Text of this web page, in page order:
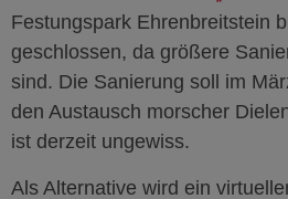
Festungspark Ehrenbreitstein
geschlossen, da größere
sind. Die Sanierung soll im
den Austausch morscher
ist derzeit ungewiss.
Als Alternative wird ein